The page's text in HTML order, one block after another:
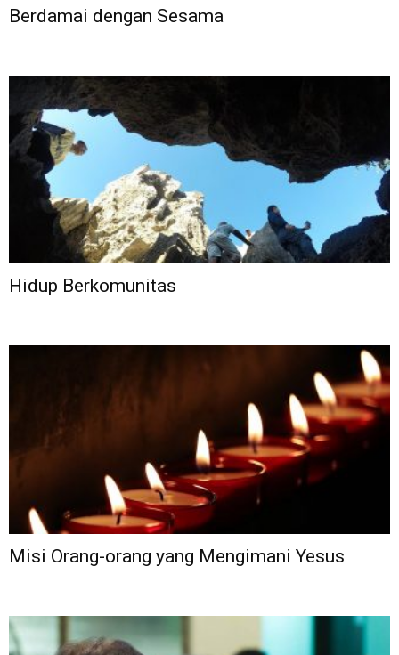
Berdamai dengan Sesama
Hidup Berkomunitas
Misi Orang-orang yang Mengimani Yesus